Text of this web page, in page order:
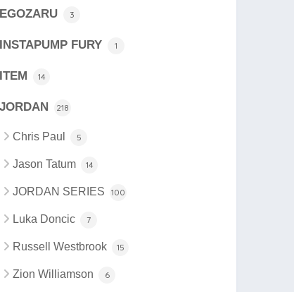
EGOZARU 3
INSTAPUMP FURY 1
ITEM 14
JORDAN 218
Chris Paul 5
Jason Tatum 14
JORDAN SERIES 100
Luka Doncic 7
Russell Westbrook 15
Zion Williamson 6